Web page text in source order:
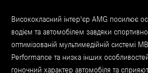
Висококласний інтер'єр AMG посилює
водієм та автомобілем завдяки
оптимізованій мультимедійній системі
Performance та низка інших
гоночний характер автомобіля та